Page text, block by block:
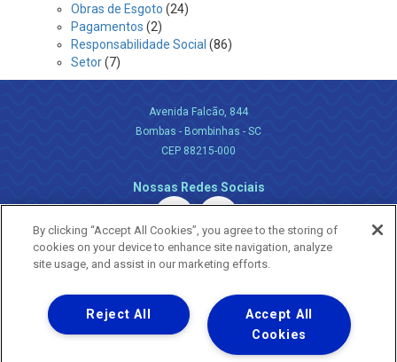
Obras de Esgoto (24)
Pagamentos (2)
Responsabilidade Social (86)
Setor(7)
Avenida Falcão, 844
Bombas - Bombinhas - SC
CEP 88215-000
Nossas Redes Sociais
Uma empresa
Copyright ® 2026 - Todos os Direitos Reservados.
Nossa natureza movimenta a vida
By clicking “Accept All Cookies”, you agree to the storing of
cookies on your device to enhance site navigation, analyze
site usage, and assist in our marketing efforts.
Accept All
Cookies
Reject All